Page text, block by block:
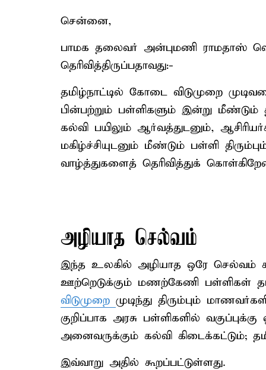
சென்னை,
பாமக தலைவர் அன்புமணி ராமதாஸ்
தெரிவித்திருப்பதாவது:-
தமிழ்நாட்டில் கோடை விடுமுறை
பின்பற்றும் பள்ளிகளும் இன்று மீண்டும்
கல்வி பயிலும் ஆர்வத்துடனும்,
மகிழ்ச்சியுடனும் மீண்டும் பள்ளி
வாழ்த்துகளைத் தெரிவித்துக்
அழியாத செல்வம்
இந்த உலகில் அழியாத ஒரே செல்வம்
ஊற்றெடுக்கும் மணற்கேணி பள்ளிகள்
விடுமுறை முடிந்து திரும்பும்
குறிப்பாக அரசு பள்ளிகளில்
அனைவருக்கும் கல்வி கிடைக்கட்டும்;
இவ்வாறு அதில் கூறப்பட்டுள்ளது.